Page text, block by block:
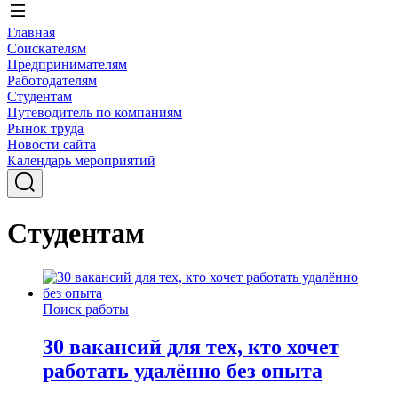
Главная
Соискателям
Предпринимателям
Работодателям
Студентам
Путеводитель по компаниям
Рынок труда
Новости сайта
Календарь мероприятий
Студентам
Поиск работы
30 вакансий для тех, кто хочет
работать удалённо без опыта